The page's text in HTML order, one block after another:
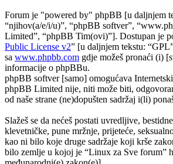
Forum je "powered by" phpBB [u daljnjem
“njihov(a/e/i/u)”, “phpBB softver”,
Limited”, “phpBB Tim(ovi)”]. Dostupan je
Public License v2” [u daljnjem tekstu:
sa www.phpbb.com gdje možeš pronaći (i)
informacije o phpBBu.
phpBB softver [samo] omogućava
phpBB Limited nije, niti može biti,
od naše strane (ne)dopušten sadržaj i(li)
Slažeš se da nećeš postati uvredljive,
klevetničke, pune mržnje, prijeteće,
kao ni bilo koje druge sadržaje koji krše
bilo zemlje u kojoj je “Linux za Sve forum”